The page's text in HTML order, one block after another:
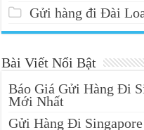
Gửi hàng đi Đài
Bài Viết Nổi Bật
Báo Giá Gửi Hàng Đi
Mới Nhất
Gửi Hàng Đi